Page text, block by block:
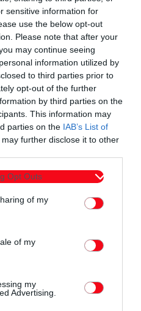
sensitive information for
use the below opt-out
Please note that after your
may continue seeing
information utilized by
to third parties prior to
opt-out of the further
by third parties on the
This information may
parties on the IAB’s List of
may further disclose it to other
Opt Outs
of my
of my
my
Advertising.
ισχύ
παπούτσια
στο οποίο
Ακαδημία του
στα νέα παιδιά,
αγωνιστικές εμπειρίες
κάθε ποδοσφαιριστή να
συμπληρώσουν την παρακάτω
viewform